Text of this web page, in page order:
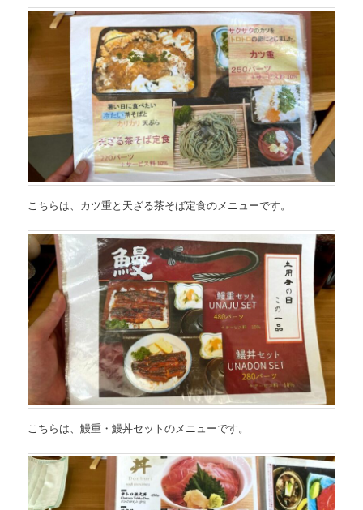
こちらは、 カツ重と天ざる茶そば定食のメニューです。
こちらは、鰻重・鰻丼セットのメニューです。